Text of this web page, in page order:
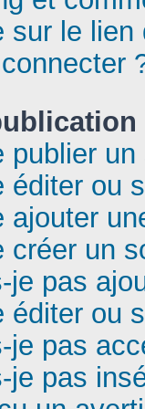
le lien
publier
éditer ou
ajouter
créer un
je pas
éditer ou
je pas
je pas